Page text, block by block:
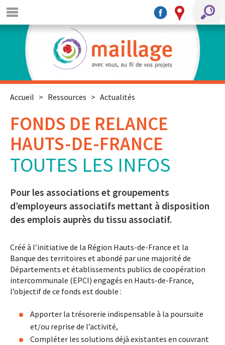
Accueil > Ressources > Actualités
FONDS DE RELANCE
HAUTS-DE-FRANCE
TOUTES LES INFOS
Pour les associations et groupements
d’employeurs associatifs mettant à disposition
des emplois auprès du tissu associatif.
Créé à l’initiative de la Région Hauts-de-France et la
Banque des territoires et abondé par une majorité de
Départements et établissements publics de coopération
intercommunale (EPCI) engagés en Hauts-de-France,
l’objectif de ce fonds est double :
Apporter la trésorerie indispensable à la poursuite
et/ou reprise de l’activité,
Compléter les solutions déjà existantes en couvrant